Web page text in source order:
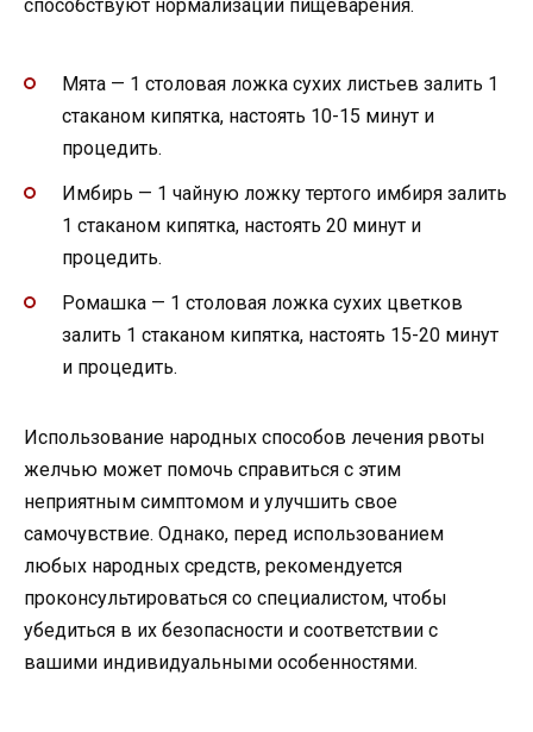
способствуют нормализации пищеварения.
Мята — 1 столовая ложка сухих листьев залить 1
стаканом кипятка, настоять 10-15 минут и
процедить.
Имбирь — 1 чайную ложку тертого имбиря залить
1 стаканом кипятка, настоять 20 минут и
процедить.
Ромашка — 1 столовая ложка сухих цветков
залить 1 стаканом кипятка, настоять 15-20 минут
и процедить.
Использование народных способов лечения рвоты
желчью может помочь справиться с этим
неприятным симптомом и улучшить свое
самочувствие. Однако, перед использованием
любых народных средств, рекомендуется
проконсультироваться со специалистом, чтобы
убедиться в их безопасности и соответствии с
вашими индивидуальными особенностями.